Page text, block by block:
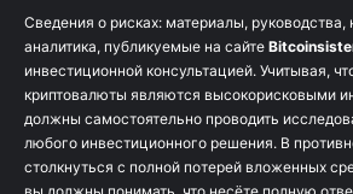
Сведения о рисках: материалы, руководства,
аналитика, публикуемые на сайте
инвестиционной консультацией. Учитывая,
криптовалюты являются высокорисковыми
должны самостоятельно проводить
любого инвестиционного решения. В
столкнуться с полной потерей вложенных